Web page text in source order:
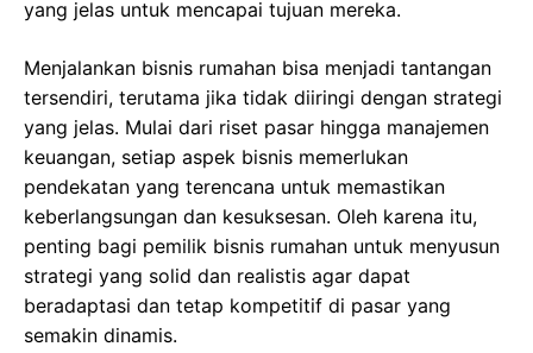
yang jelas untuk mencapai tujuan mereka.
Menjalankan bisnis rumahan bisa menjadi tantangan
tersendiri, terutama jika tidak diiringi dengan strategi
yang jelas. Mulai dari riset pasar hingga manajemen
keuangan, setiap aspek bisnis memerlukan
pendekatan yang terencana untuk memastikan
keberlangsungan dan kesuksesan. Oleh karena itu,
penting bagi pemilik bisnis rumahan untuk menyusun
strategi yang solid dan realistis agar dapat
beradaptasi dan tetap kompetitif di pasar yang
semakin dinamis.